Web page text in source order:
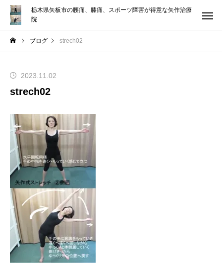
栃木県矢板市の腰痛、膝痛、スポーツ障害が得意な矢作治療
院
ブログ strech02
2023.11.02
strech02